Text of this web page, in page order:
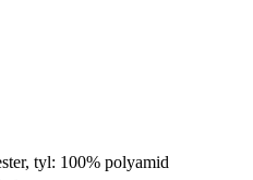
tyl: 100% polyamid